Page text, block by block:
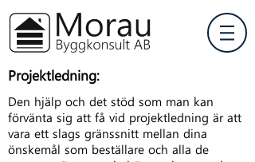
Projektledning:
Den hjälp och det stöd som man kan
förvänta sig att få vid projektledning är att
vara ett slags gränssnitt mellan dina
önskemål som beställare och alla de